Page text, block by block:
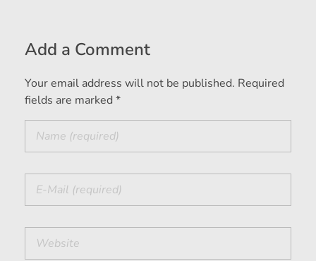
Add a Comment
Your email address will not be published. Required
fields are marked *